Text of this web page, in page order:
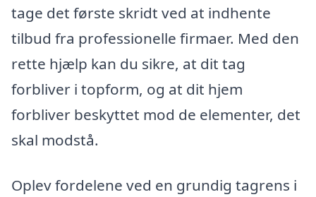
tage det første skridt ved at indhente
tilbud fra professionelle firmaer. Med den
rette hjælp kan du sikre, at dit tag
forbliver i topform, og at dit hjem
forbliver beskyttet mod de elementer, det
skal modstå.
Oplev fordelene ved en grundig tagrens i